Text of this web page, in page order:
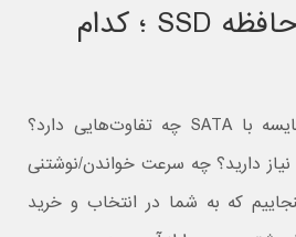
راهنمای خرید حافظه SSD ؛ کدام
یک حافظه PCIe در مقایسه با SATA چه تفاوت‌هایی دارد؟
دارید؟ چه سرعت خواندن/نوشتنی
که به شما در انتخاب و خرید